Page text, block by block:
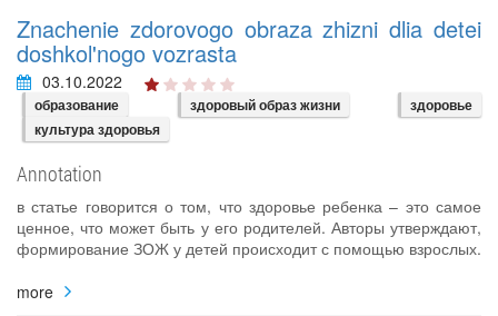
Znachenie zdorovogo obraza zhizni dlia detei
doshkol'nogo vozrasta
03.10.2022
образование здоровый образ жизни
здоровье
культура здоровья
Annotation
в статье говорится о том, что здоровье ребенка – это самое
ценное, что может быть у его родителей. Авторы утверждают,
формирование ЗОЖ у детей происходит с помощью взрослых.
more